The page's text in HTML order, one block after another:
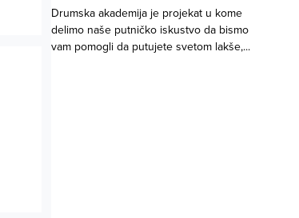
Drumska akademija je projekat u kome
delimo naše putničko iskustvo da bismo
vam pomogli da putujete svetom lakše,...